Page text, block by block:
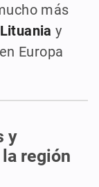
más
y
Europa
y
región